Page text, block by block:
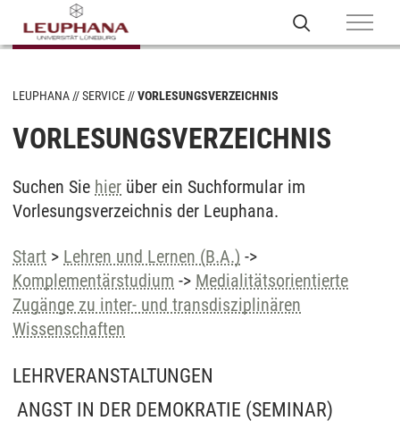
LEUPHANA SERVICE VORLESUNGSVERZEICHNIS
VORLESUNGSVERZEICHNIS
Suchen Sie hier über ein Suchformular im
Vorlesungsverzeichnis der Leuphana.
Start > Lehren und Lernen (B.A.) ->
Komplementärstudium -> Medialitätsorientierte
Zugänge zu inter- und transdisziplinären
Wissenschaften
LEHRVERANSTALTUNGEN
ANGST IN DER DEMOKRATIE (SEMINAR)